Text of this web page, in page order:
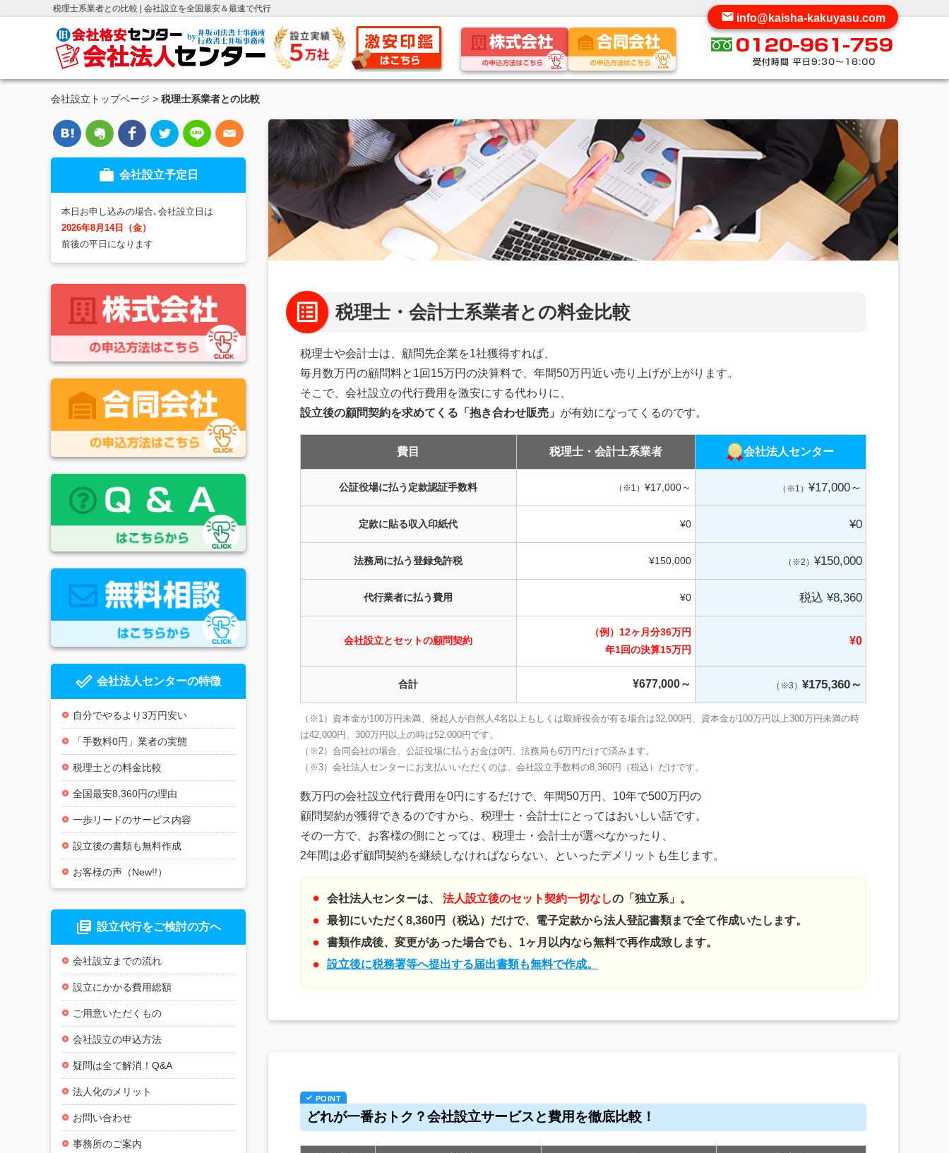
税理士系業者との比較 | 会社設立を全国最安＆最速で代行
info@kaisha-kakuyasu.com
会社設立トップページ > 税理士系業者との比較
work 会社設立予定日
本日お申し込みの場合､会社設立日は
2026年8月14日（金）
前後の平日になります
done_outline 会社法人センターの特徴
自分でやるより3万円安い
「手数料0円」業者の実態
税理士との料金比較
全国最安8,360円の理由
一歩リードのサービス内容
設立後の書類も無料作成
お客様の声（New!!）
library_books 設立代行をご検討の方へ
会社設立までの流れ
設立にかかる費用総額
ご用意いただくもの
会社設立の申込方法
疑問は全て解消！Q&A
法人化のメリット
お問い合わせ
事務所のご案内
税理士・会計士系業者との料金比較
税理士や会計士は、顧問先企業を1社獲得すれば、
毎月数万円の顧問料と1回15万円の決算料で、年間50万円近い売り上げが上がります。
そこで、会社設立の代行費用を激安にする代わりに、
設立後の顧問契約を求めてくる「抱き合わせ販売」 が有効になってくるのです。
費目 税理士・会計士系業者 会社法人センター
公証役場に払う 定款認証手数料 （※1） ¥17,000～ （※1） ¥17,000～
定款に貼る収入印紙代 ¥0 ¥0
法務局に払う登録免許税 ¥150,000 （※2） ¥150,000
代行業者に払う費用 ¥0 税込 ¥8,360
会社設立とセットの顧問契約
（例）12ヶ月分36万円
年1回の決算15万円
¥0
合計 ¥677,000～ （※3） ¥175,360～
（※1）資本金が100万円未満、発起人が自然人4名以上もしくは取締役会が有る場合は32,000円、資本金が100万円以上300万円未満の時
は42,000円、300万円以上の時は52,000円です。
（※2）合同会社の場合、公証役場に払うお金は0円、法務局も6万円だけで済みます。
（※3）会社法人センターにお支払いいただくのは、会社設立手数料の8,360円（税込）だけです。
数万円の会社設立代行費用を0円にするだけで、年間50万円、10年で500万円の
顧問契約が獲得できるのですから、税理士・会計士にとってはおいしい話です。
その一方で、お客様の側にとっては、税理士・会計士が選べなかったり、
2年間は必ず顧問契約を継続しなければならない、といったデメリットも生じます。
会社法人センターは、 法人設立後のセット契約一切なしの「独立系」。
最初にいただく8,360円（税込）だけで、電子定款から法人登記書類まで全て作成いたします。
書類作成後、変更があった場合でも、1ヶ月以内なら無料で再作成致します。
設立後に税務署等へ提出する届出書類も無料で作成。
どれが一番おトク？会社設立サービスと費用を徹底比較！